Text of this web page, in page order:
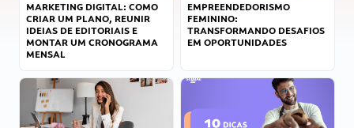
MARKETING DIGITAL: COMO
CRIAR UM PLANO, REUNIR
IDEIAS DE EDITORIAIS E
MONTAR UM CRONOGRAMA
MENSAL
EMPREENDEDORISMO
FEMININO:
TRANSFORMANDO DESAFIOS
EM OPORTUNIDADES